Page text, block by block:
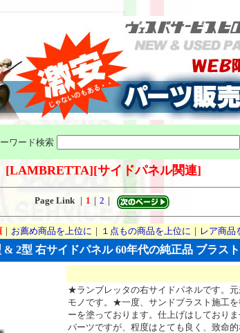
ワード検索
[LAMBRETTA][サイドパネル関連]
Page Link｜ 1 ｜ 2 ｜
｜ お薦め商品を上位に ｜ １点もの商品を上位に ｜ レア商品
2型 右サイドパネル 60年代の純正品 ブラス
★ランブレッタの右サイドパネルです。
モノです。★一度、サンドブラスト施工
ーを塗っております。仕上げはしており
パーツですが、程度はとても良く、致命